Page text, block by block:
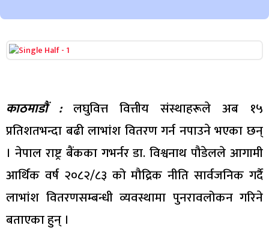
काठमाडौं :लघुवित्त वित्तीय संस्थाहरूले अब १५
प्रतिशतभन्दा बढी लाभांश वितरण गर्न नपाउने भएका छन्
। नेपाल राष्ट्र बैंकका गभर्नर डा. विश्वनाथ पौडेलले आगामी
आर्थिक वर्ष २०८२/८३ को मौद्रिक नीति सार्वजनिक गर्दै
लाभांश वितरणसम्बन्धी व्यवस्थामा पुनरावलोकन गरिने
बताएका हुन् ।